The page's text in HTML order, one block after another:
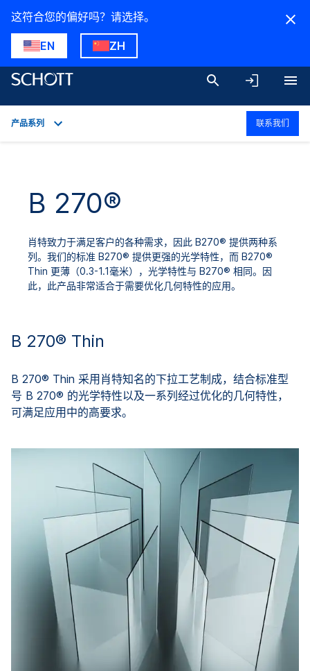
这符合您的偏好吗？请选择。
EN ZH
技术参数
下载
产品系列 联系我们
B 270®
肖特致力于满足客户的各种需求，因此 B270® 提供两种系
列。我们的标准 B270® 提供更强的光学特性，而 B270®
Thin 更薄（0.3-1.1毫米），光学特性与 B270® 相同。因
此，此产品非常适合于需要优化几何特性的应用。
B 270® Thin
B 270® Thin 采用肖特知名的下拉工艺制成，结合标准型
号 B 270® 的光学特性以及一系列经过优化的几何特性，
可满足应用中的高要求。